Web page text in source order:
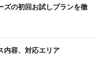
ズの初回お試しプランを徹
内容、対応エリア